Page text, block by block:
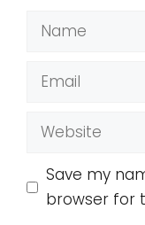
Name
Email
Website
Save my
browser for